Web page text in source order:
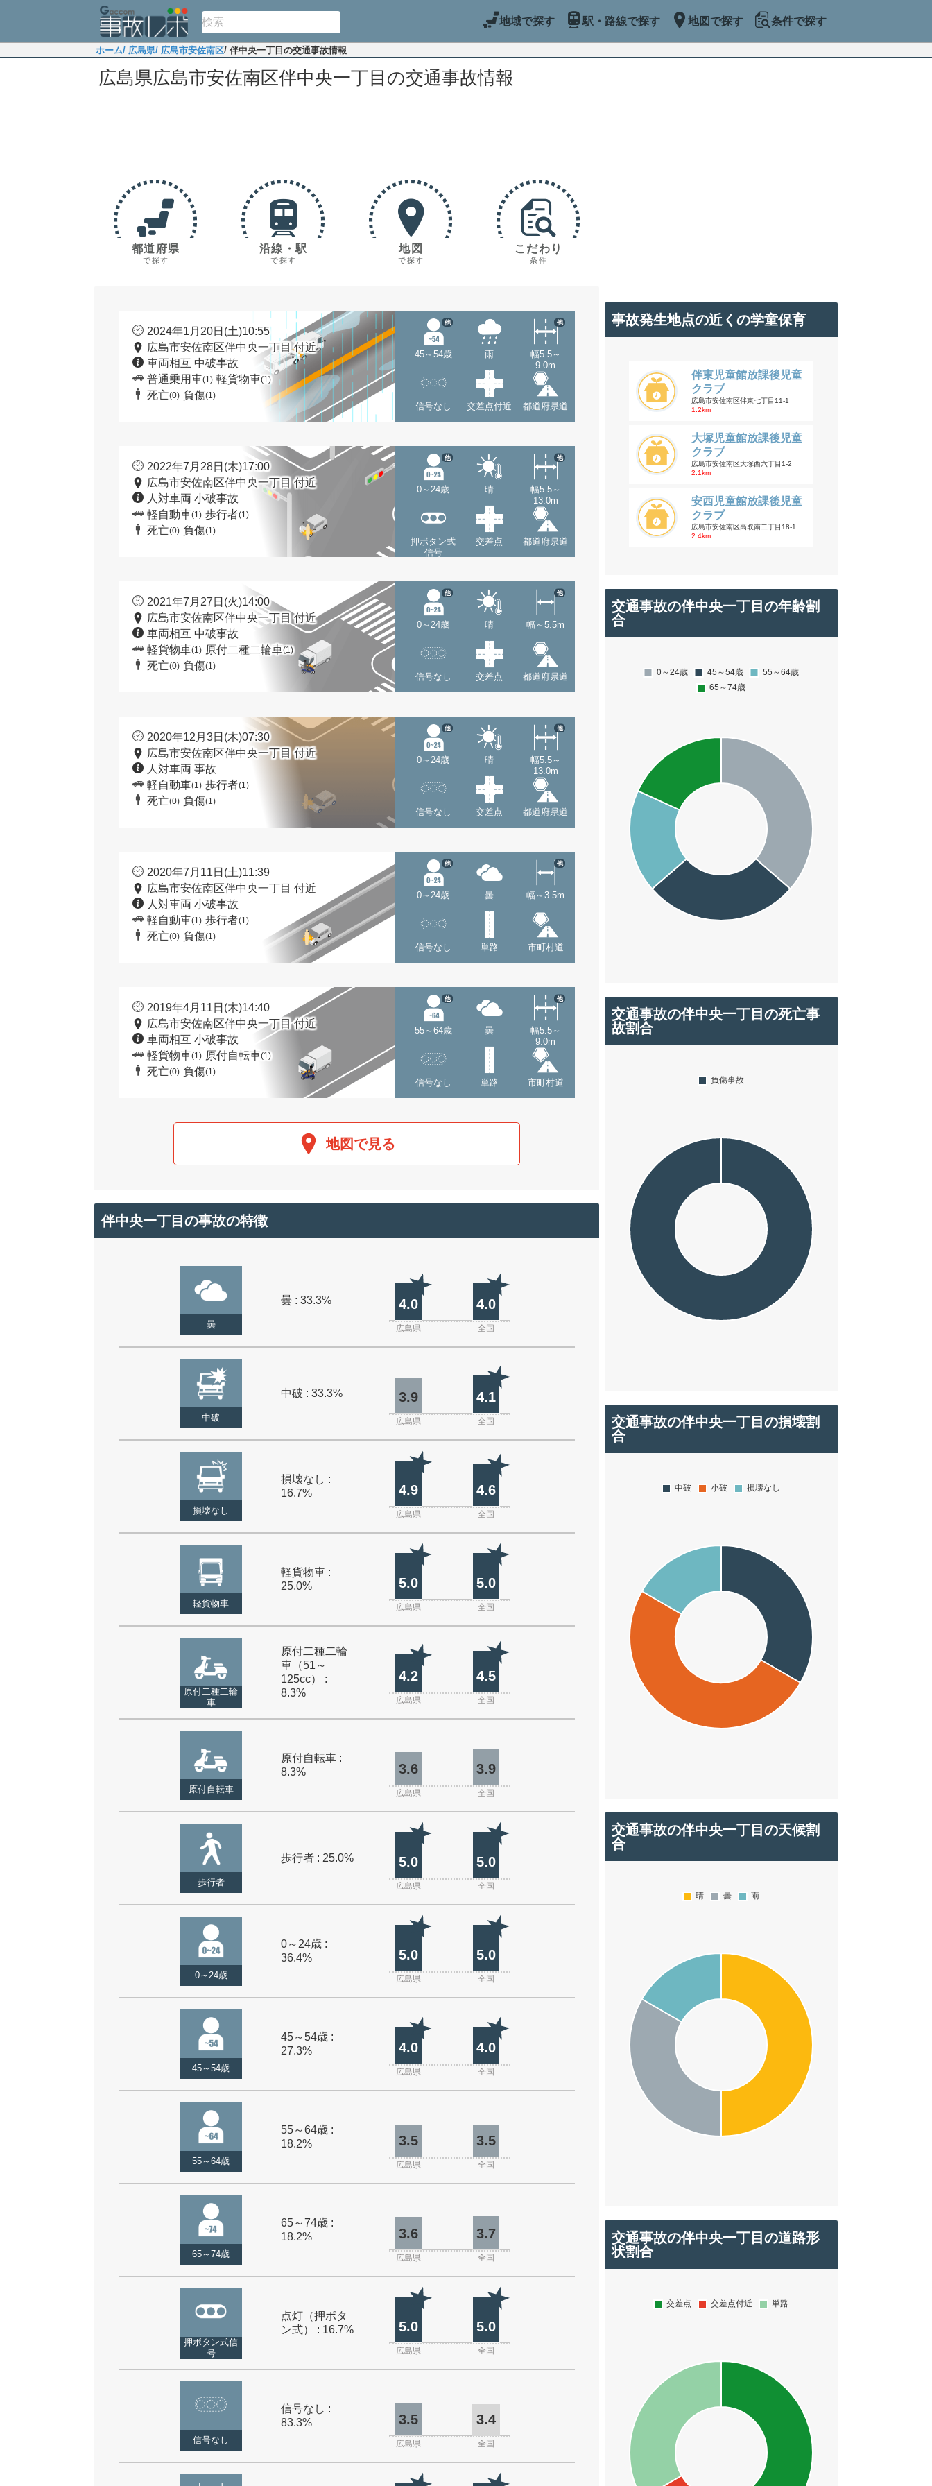
地域で探す 駅・路線で探す 地図で探す 条件で探す
ホーム/ 広島県/ 広島市安佐南区/ 伴中央一丁目の交通事故情報
広島県広島市安佐南区伴中央一丁目の交通事故情報
都道府県
で探す
沿線・駅
で探す
地図
で探す
こだわり
条件
2024年1月20日(土)10:55
広島市安佐南区伴中央一丁目 付近
車両相互 中破事故
普通乗用車(1) 軽貨物車(1)
死亡(0) 負傷(1)
45～54歳
他
雨
幅5.5～
9.0m
他
信号なし 交差点付近 都道府県道
2022年7月28日(木)17:00
広島市安佐南区伴中央一丁目 付近
人対車両 小破事故
軽自動車(1) 歩行者(1)
死亡(0) 負傷(1)
0～24歳
他
晴
幅5.5～
13.0m
他
押ボタン式
信号
交差点 都道府県道
2021年7月27日(火)14:00
広島市安佐南区伴中央一丁目 付近
車両相互 中破事故
軽貨物車(1) 原付二種二輪車(1)
死亡(0) 負傷(1)
0～24歳
他
晴 幅～5.5m
他
信号なし 交差点 都道府県道
2020年12月3日(木)07:30
広島市安佐南区伴中央一丁目 付近
人対車両 事故
軽自動車(1) 歩行者(1)
死亡(0) 負傷(1)
0～24歳
他
晴
幅5.5～
13.0m
他
信号なし 交差点 都道府県道
2020年7月11日(土)11:39
広島市安佐南区伴中央一丁目 付近
人対車両 小破事故
軽自動車(1) 歩行者(1)
死亡(0) 負傷(1)
0～24歳
他
曇 幅～3.5m
他
信号なし 単路 市町村道
2019年4月11日(木)14:40
広島市安佐南区伴中央一丁目 付近
車両相互 小破事故
軽貨物車(1) 原付自転車(1)
死亡(0) 負傷(1)
55～64歳
他
曇
幅5.5～
9.0m
他
信号なし 単路 市町村道
地図で見る
伴中央一丁目の事故の特徴
曇
曇 : 33.3% 4.0 4.0
広島県 全国
中破
中破 : 33.3% 3.9 4.1
広島県 全国
損壊なし
損壊なし :
16.7%
4.9 4.6
広島県 全国
軽貨物車
軽貨物車 :
25.0%
5.0 5.0
広島県 全国
原付二種二輪
車
原付二種二輪
車（51～
125cc） :
8.3%
4.2 4.5
広島県 全国
原付自転車
原付自転車 :
8.3%
3.6 3.9
広島県 全国
歩行者
歩行者 : 25.0% 5.0 5.0
広島県 全国
0～24歳
0～24歳 :
36.4%
5.0 5.0
広島県 全国
45～54歳
45～54歳 :
27.3%
4.0 4.0
広島県 全国
55～64歳
55～64歳 :
18.2%
3.5 3.5
広島県 全国
65～74歳
65～74歳 :
18.2%
3.6 3.7
広島県 全国
押ボタン式信
号
点灯（押ボタ
ン式） : 16.7%
5.0 5.0
広島県 全国
信号なし
信号なし :
83.3%
3.5 3.4
広島県 全国
事故発生地点の近くの学童保育
伴東児童館放課後児童
クラブ
広島市安佐南区伴東七丁目11-1
1.2km
大塚児童館放課後児童
クラブ
広島市安佐南区大塚西六丁目1-2
2.1km
安西児童館放課後児童
クラブ
広島市安佐南区高取南二丁目18-1
2.4km
交通事故の伴中央一丁目の年齢割
合
交通事故の伴中央一丁目の死亡事
故割合
交通事故の伴中央一丁目の損壊割
合
交通事故の伴中央一丁目の天候割
合
交通事故の伴中央一丁目の道路形
状割合